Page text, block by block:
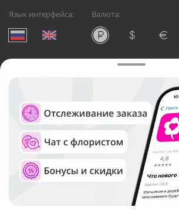
Язык интерфейса: Валюта:
Служба круглосуточной доставки
Русский Букет, 2026
Общество с ограниченной
ОГРН: 1195476081745, ИНН: 5410081997
Юридический адрес: г. Новосибирск, ул.
д.42, оф. 3
Рейтинг Русского букета в г. Москва